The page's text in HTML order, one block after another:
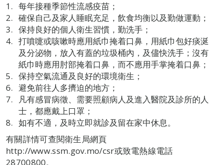
每年接種季節性流感疫苗；
確保自己及家人睡眠充足，飲食均衡以及勤做運動；
保持良好的個人衛生習慣，勤洗手；
打噴嚏或咳嗽時應用紙巾掩着口鼻，用紙巾包好痰涎
及分泌物，放入有蓋的垃圾桶內，及儘快洗手；沒有
紙巾時應用肘部掩着口鼻，而不應用手掌掩着口鼻；
保持空氣流通及良好的環境衛生；
避免前往人多擠迫的地方；
凡有感冒病徵、需要照顧病人及進入醫院及診所的人
士，都應戴上口罩；
如有不適，及時立即就診及留在家中休息。
有關詳情可查閱衛生局網頁
http://www.ssm.gov.mo/csr或致電熱線電話
28700800。